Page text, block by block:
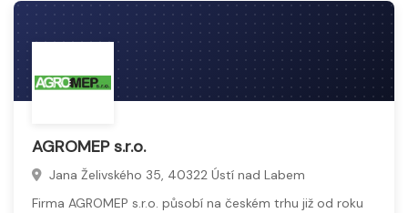
Sortiment je klíčový pro efektivní a bezpečnou
práci, zajišťuje produktivitu a kvalitu prováděných
AGROMEP s.r.o.
Jana Želivského 35, 40322 Ústí nad Labem
Firma AGROMEP s.r.o. působí na českém trhu již od roku